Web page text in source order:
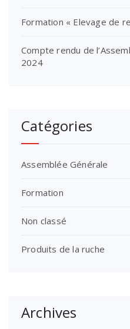
Formation « Elevage de
Compte rendu de
2024
Catégories
Assemblée Générale
Formation
Non classé
Produits de la ruche
Archives